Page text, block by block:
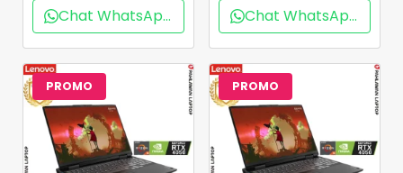
Chat WhatsApp
Chat WhatsApp
PROMO PROMO